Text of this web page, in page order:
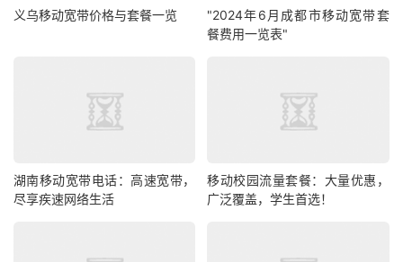
义乌移动宽带价格与套餐一览
"2024年6月成都市移动宽带套
餐费用一览表"
湖南移动宽带电话：高速宽带，
尽享疾速网络生活
移动校园流量套餐：大量优惠，
广泛覆盖，学生首选！